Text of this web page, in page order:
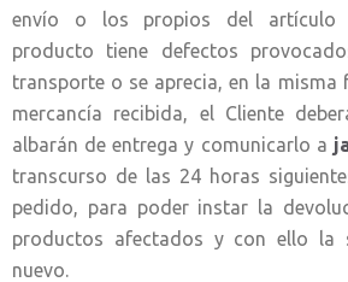
envío o los propios del artículo
producto tiene defectos
transporte o se aprecia, en la misma
mercancía recibida, el Cliente
albarán de entrega y comunicarlo a
transcurso de las 24 horas
pedido, para poder instar la
productos afectados y con ello la
nuevo.